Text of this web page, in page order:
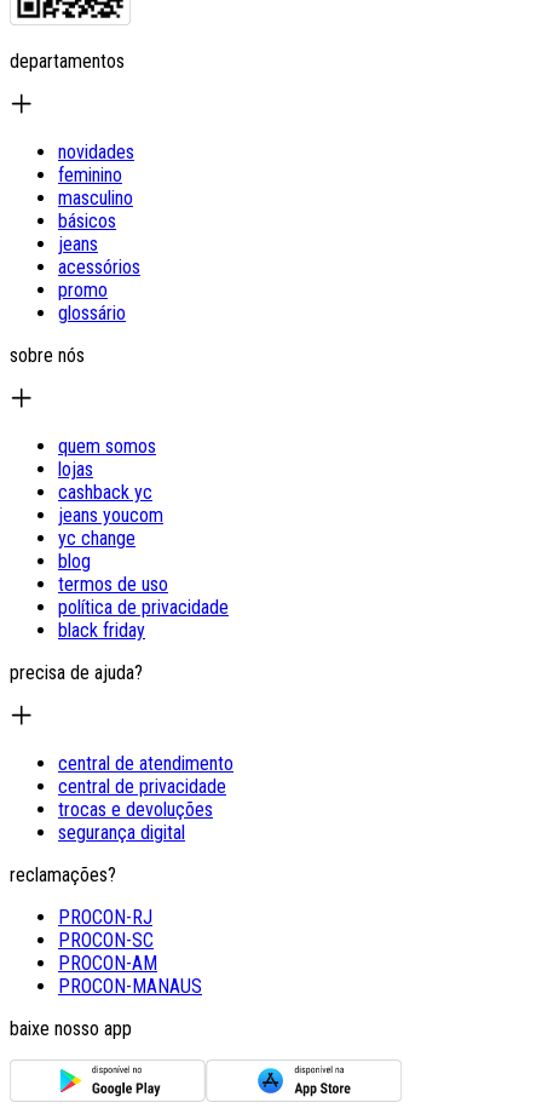
departamentos
novidades
feminino
masculino
básicos
jeans
acessórios
promo
glossário
sobre nós
quem somos
lojas
cashback yc
jeans youcom
yc change
blog
termos de uso
política de privacidade
black friday
precisa de ajuda?
central de atendimento
central de privacidade
trocas e devoluções
segurança digital
reclamações?
PROCON-RJ
PROCON-SC
PROCON-AM
PROCON-MANAUS
baixe nosso app